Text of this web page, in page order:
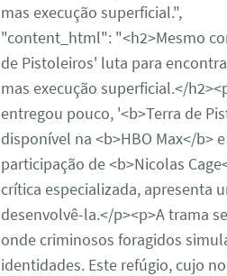
mas execução superficial.",
"content_html": "<h2>Mesmo
de Pistoleiros' luta para
mas execução superficial.</
entregou pouco, '<b>Terra de
disponível na <b>HBO Max</b>
participação de <b>Nicolas
crítica especializada, apresenta
desenvolvê-la.</p><p>A trama
onde criminosos foragidos
identidades. Este refúgio, cujo